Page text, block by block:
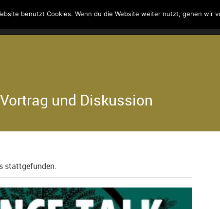
Verein Kontakt Suche
und Diskussion
stattgefunden.
benutzt Cookies. Wenn du die Website weiter nutzt, gehen wir